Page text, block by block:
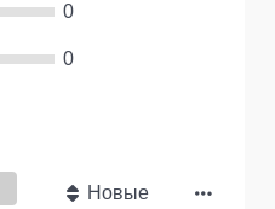
0
0
Новые